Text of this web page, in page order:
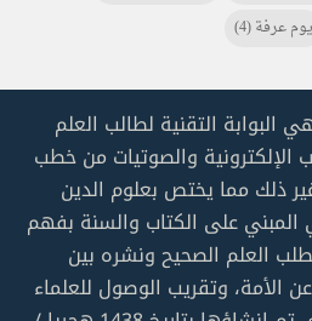
يوم عرفة(4)
التقنية لطالب العلم
الإلكترونية والصوتيات من خطب
ذلك مما يختص بعلوم الدين
المبني على الكتاب والسنة بفهم
العلم الصحيح ونشره بين
الأمة، وتقريب الوصول للعلماء